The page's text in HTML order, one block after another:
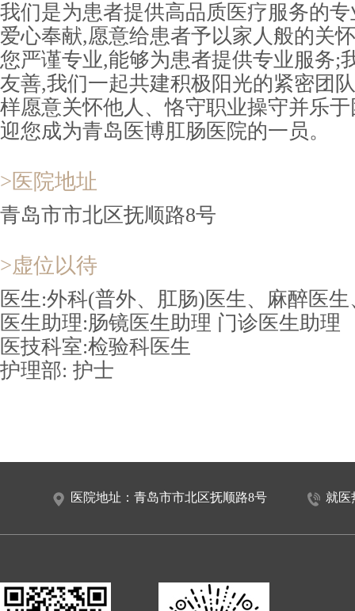
我们是为患者提供高品质医疗服务的
爱心奉献,愿意给患者予以家人般的关
您严谨专业,能够为患者提供专业服务;
友善,我们一起共建积极阳光的紧密团
样愿意关怀他人、恪守职业操守并乐
迎您成为青岛医博肛肠医院的一员。
>医院地址
青岛市市北区抚顺路8号
>虚位以待
医生:外科(普外、肛肠)医生、麻醉医
医生助理:肠镜医生助理 门诊医生助理
医技科室:检验科医生
护理部: 护士
医院地址：青岛市市北区抚顺路8号 就医